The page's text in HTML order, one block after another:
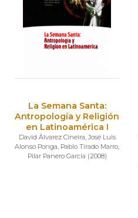
La Semana Santa:
Antropología y Religión
en Latinoamérica I
David Álvarez Cineira,José Luis
Alonso Ponga, Pablo Tirado Marro,
Pilar Panero García (2008)